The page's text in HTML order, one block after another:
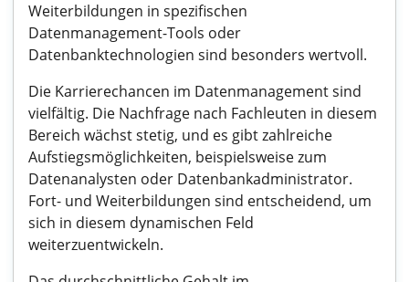
Weiterbildungen in spezifischen
Datenmanagement-Tools oder
Datenbanktechnologien sind besonders wertvoll.
Die Karrierechancen im Datenmanagement sind
vielfältig. Die Nachfrage nach Fachleuten in diesem
Bereich wächst stetig, und es gibt zahlreiche
Aufstiegsmöglichkeiten, beispielsweise zum
Datenanalysten oder Datenbankadministrator.
Fort- und Weiterbildungen sind entscheidend, um
sich in diesem dynamischen Feld
weiterzuentwickeln.